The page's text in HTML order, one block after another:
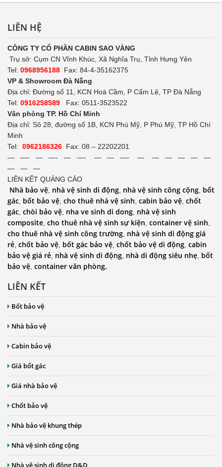
LIÊN HỆ
CÔNG TY CỔ PHẦN CABIN SAO VÀNG
Trụ sở: Cụm CN Vĩnh Khúc, Xã Nghĩa Trụ, Tỉnh Hưng Yên
Tel: 0968956188 Fax: 84-4-35162375
VP & Showroom Đà Nẵng
Địa chỉ: Đường số 11, KCN Hoà Cầm, P Cẩm Lệ, TP Đà Nẵng
Tel: 0916258589 Fax: 0511-3523522
Văn phòng TP. Hồ Chí Minh
Địa chỉ: Sô 28, đường số 1B, KCN Phú Mỹ, P Phú Mỹ, TP Hồ Chí
Minh
Tel: 0962186326 Fax: 08 – 22202201
— —- — —- — —- — — —- — — — — — —
— — —
LIÊN KẾT QUẢNG CÁO
Nhà bảo vệ, nhà vệ sinh di động, nhà vệ sinh công cộng, bốt
gác, bốt bảo vệ, cho thuê nhà vệ sinh, cabin bảo vệ, chốt
gác, chòi bảo vệ, nha ve sinh di dong, nhà vệ sinh
composite, cho thuê nhà vệ sinh sự kiện, container vệ sinh,
cho thuê nhà vệ sinh công trường, nhà vệ sinh di động giá
rẻ, chốt bảo vệ, bốt gác bảo vệ, chốt bảo vệ di động, cabin
bảo vệ giá rẻ, nhà vệ sinh di động, nhà di động siêu nhẹ, bốt
bảo vệ, container văn phòng.
LIÊN KẾT
Bốt bảo vệ
Nhà bảo vệ
Cabin bảo vệ
Giá bốt gác
Giá nhà bảo vệ
Chốt bảo vệ
Nhà bảo vệ khung thép
Nhà vệ sinh công cộng
Nhà vệ sinh di động D&D